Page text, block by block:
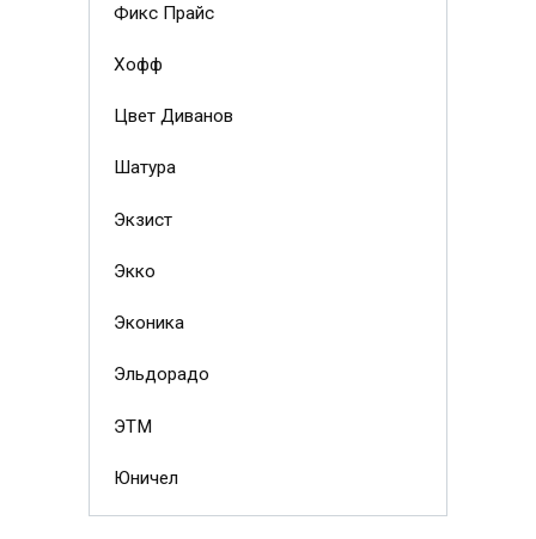
Фикс Прайс
Хофф
Цвет Диванов
Шатура
Экзист
Экко
Эконика
Эльдорадо
ЭТМ
Юничел